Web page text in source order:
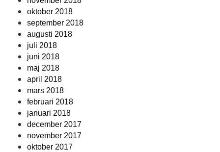
oktober 2018
september 2018
augusti 2018
juli 2018
juni 2018
maj 2018
april 2018
mars 2018
februari 2018
januari 2018
december 2017
november 2017
oktober 2017